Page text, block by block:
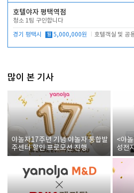
호텔야자 평택역점
청소 1팀 구인합니다
경기 평택시 월 5,000,000원
많이 본 기사
야놀자17주년 기념 야놀자 통합발
주센터 할인 프로모션 진행
<야
성전